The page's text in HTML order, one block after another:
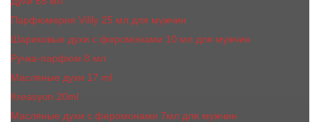
Парфюмерия Vilily 25 мл для мужчин
Шариковые духи с феромонами 10 мл для мужчин
Ручка-парфюм 8 мл
Масляные духи 17 ml
Kreasyon 20ml
Масляные духи c феромонами 7мл для мужчин